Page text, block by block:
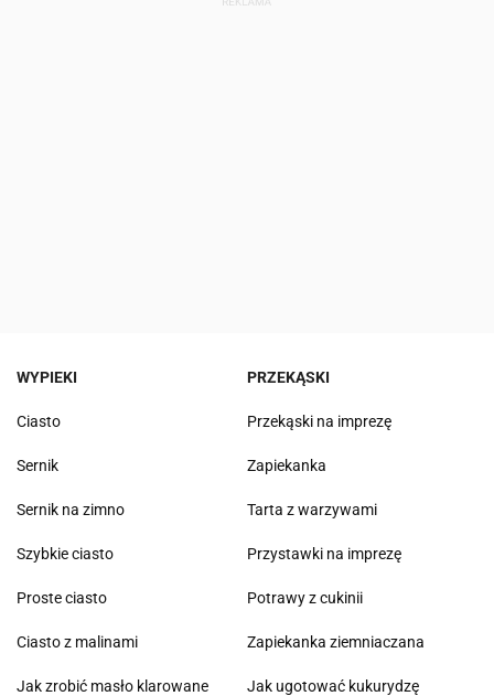
WYPIEKI
Ciasto
Sernik
Sernik na zimno
Szybkie ciasto
Proste ciasto
Ciasto z malinami
Jak zrobić masło klarowane
PRZEKĄSKI
Przekąski na imprezę
Zapiekanka
Tarta z warzywami
Przystawki na imprezę
Potrawy z cukinii
Zapiekanka ziemniaczana
Jak ugotować kukurydzę